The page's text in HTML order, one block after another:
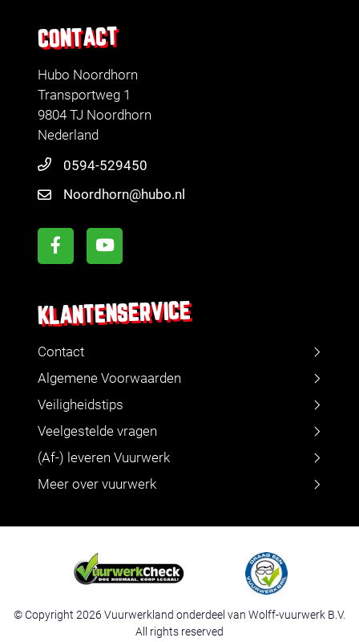
CONTACT
Hubo Noordhorn
Transportweg 1
9804 TJ Noordhorn
Nederland
0594-529450
Noordhorn@hubo.nl
KLANTENSERVICE
Contact
Algemene Voorwaarden
Veiligheidstips
Veelgestelde vragen
(Af-) leveren Vuurwerk
Meer over vuurwerk
© Copyright 2026 Vuurwerkland onderdeel van Wolff-vuurwerk B.V.
All rights reserved